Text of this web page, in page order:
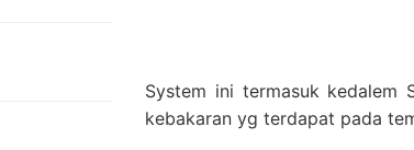
System ini termasuk kedalem
kebakaran yg terdapat pada